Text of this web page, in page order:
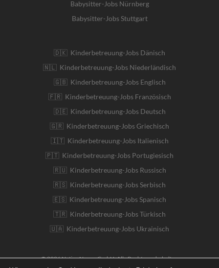
Babysitter-Jobs Nürnberg
Babysitter-Jobs Stuttgart
🇩🇰 Kinderbetreuung-Jobs Dänisch
🇳🇱 Kinderbetreuung-Jobs Niederländisch
🇬🇧 Kinderbetreuung-Jobs Englisch
🇫🇷 Kinderbetreuung-Jobs Französisch
🇩🇪 Kinderbetreuung-Jobs Deutsch
🇬🇷 Kinderbetreuung-Jobs Griechisch
🇮🇹 Kinderbetreuung-Jobs Italienisch
🇵🇹 Kinderbetreuung-Jobs Portugiesisch
🇷🇺 Kinderbetreuung-Jobs Russisch
🇷🇸 Kinderbetreuung-Jobs Serbisch
🇪🇸 Kinderbetreuung-Jobs Spanisch
🇹🇷 Kinderbetreuung-Jobs Türkisch
🇺🇦 Kinderbetreuung-Jobs Ukrainisch
© 2026 Native Nanny GmbH. Alle Rechte vorbehalten